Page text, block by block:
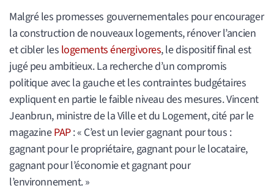
Malgré les promesses gouvernementales pour encourager
la construction de nouveaux logements, rénover l’ancien
et cibler les logements énergivores, le dispositif final est
jugé peu ambitieux. La recherche d’un compromis
politique avec la gauche et les contraintes budgétaires
expliquent en partie le faible niveau des mesures. Vincent
Jeanbrun, ministre de la Ville et du Logement, cité par le
magazinePAP: « C’est un levier gagnant pour tous :
gagnant pour le propriétaire, gagnant pour le locataire,
gagnant pour l’économie et gagnant pour
l’environnement. »